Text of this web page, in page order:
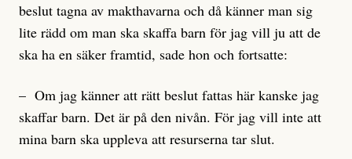
beslut tagna av makthavarna och då känner man sig
lite rädd om man ska skaffa barn för jag vill ju att de
ska ha en säker framtid, sade hon och fortsatte:
– Om jag känner att rätt beslut fattas här kanske jag
skaffar barn. Det är på den nivån. För jag vill inte att
mina barn ska uppleva att resurserna tar slut.